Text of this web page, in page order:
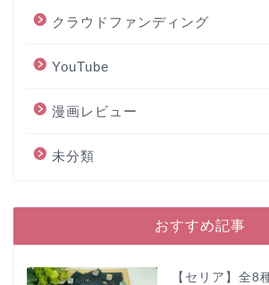
クラウドファンディング
YouTube
漫画レビュー
未分類
おすすめ記事
【セリア】全8